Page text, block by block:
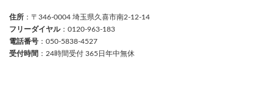
住所 ：〒346-0004 埼玉県久喜市南2-12-14
フリーダイヤル：0120-963-183
電話番号 ：050-5838-4527
受付時間 ：24時間受付 365日年中無休